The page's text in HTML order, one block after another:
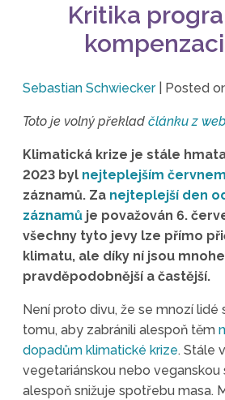
Kritika
Sebastian Schwiecker| Posted
Toto je volný překlad článku z
Klimatická krize je stále
2023 byl nejteplejším červnem
záznamů. Za nejteplejší den
záznamů je považován 6.
všechny tyto jevy lze přímo
klimatu, ale díky ní jsou
pravděpodobnější a častější.
Není proto divu, že se mnozí lidé
tomu, aby zabránili alespoň těm
dopadům klimatické krize. Stále
vegetariánskou nebo veganskou
alespoň snižuje spotřebu masa.